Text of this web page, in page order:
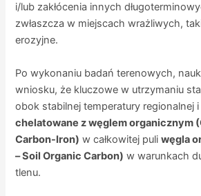
i/lub zakłócenia innych
zwłaszcza w miejscach wrażliwych,
erozyjne.
Po wykonaniu badań terenowych,
wniosku, że kluczowe w utrzymaniu
obok stabilnej temperatury regionalnej
chelatowane z węglem organicznym
Carbon-Iron) w całkowitej puliwęgla
– Soil Organic Carbon) w warunkach
tlenu.